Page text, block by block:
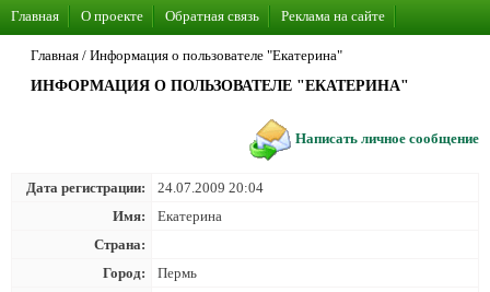
Главная О проекте Обратная связь Реклама на сайте
Стать консультантом нашего сайта
Суперакция «Каждому врачу свой сайт»
Главная / Информация о пользователе "Екатерина"
ИНФОРМАЦИЯ О ПОЛЬЗОВАТЕЛЕ "ЕКАТЕРИНА"
Написать личное сообщение
Дата регистрации:
24.07.2009 20:04
Имя:
Екатерина
Страна:
Город:
Пермь